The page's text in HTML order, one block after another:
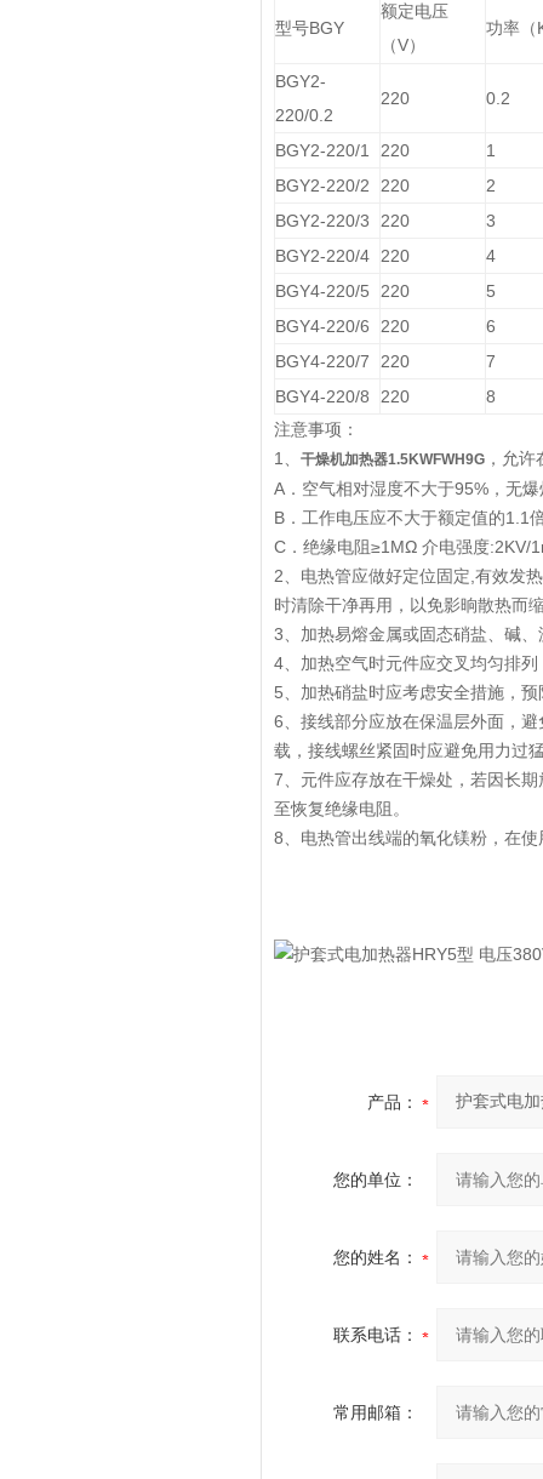
型号BGY
额定电压
（V）
功率（
BGY2-
220/0.2
220 0.2
BGY2-220/1 220
1
BGY2-220/2
220
2
BGY2-220/3
220
3
BGY2-220/4
220
4
BGY4-220/5
220
5
BGY4-220/6
220
6
BGY4-220/7
220
7
BGY4-220/8
220
8
注意事项：
1、 干燥机加热器1.5KWFWH9G ，允
A．空气相对湿度不大于95%，无
B．工作电压应不大于额定值的1.1
C．绝缘电阻≥1MΩ 介电强度:2KV/
2、电热管应做好定位固定,有效发
时清除干净再用，以免影晌散热而
3、加热易熔金属或固态硝盐、碱
4、加热空气时元件应交叉均匀排
5、加热硝盐时应考虑安全措施，
6、接线部分应放在保温层外面，
载，接线螺丝紧固时应避免用力过
7、元件应存放在干燥处，若因长
至恢复绝缘电阻。
8、电热管出线端的氧化镁粉，在
产品：
您的单位：
您的姓名：
联系电话：
常用邮箱：